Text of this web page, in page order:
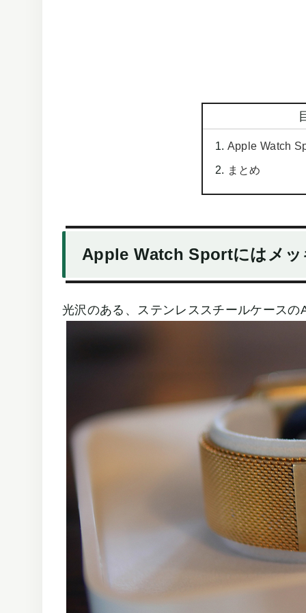
Apple Watch
まとめ
Apple Watch Sportにはメ
光沢のある、ステンレススチールケース